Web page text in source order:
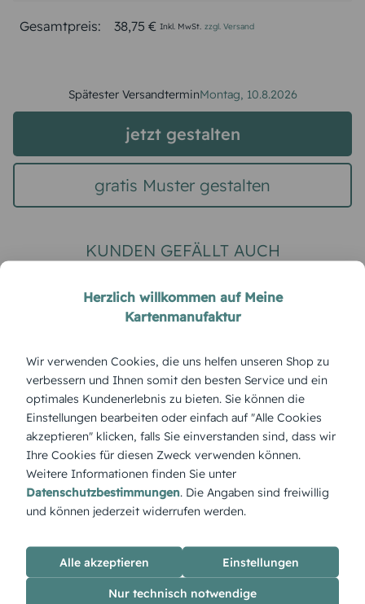
Gesamtpreis: 38,75 € Inkl. MwSt. zzgl. Versand
Spätester VersandterminMontag, 10.8.2026
jetzt gestalten
gratis Muster gestalten
KUNDEN GEFÄLLT AUCH
MODERN
Vintage Lace
HOCHZEITSKARTEN
Funkenflug
ÜBERBLICK:
Produktbeschreibung
„Traumpaar“ – für alle, die in ihrer Liebe ein echtes
Herzlich willkommen auf Meine
Kartenmanufaktur
Wir verwenden Cookies, die uns helfen unseren Shop zu
verbessern und Ihnen somit den besten Service und ein
optimales Kundenerlebnis zu bieten. Sie können die
Einstellungen bearbeiten oder einfach auf "Alle Cookies
akzeptieren" klicken, falls Sie einverstanden sind, dass wir
Ihre Cookies für diesen Zweck verwenden können.
Weitere Informationen finden Sie unter
Datenschutzbestimmungen. Die Angaben sind freiwillig
und können jederzeit widerrufen werden.
Alle akzeptieren Einstellungen
Nur technisch notwendige